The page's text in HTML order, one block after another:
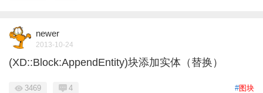
newer
2013-10-24
(XD::Block:AppendEntity)块添加实体（替换）
#图块
3469 4